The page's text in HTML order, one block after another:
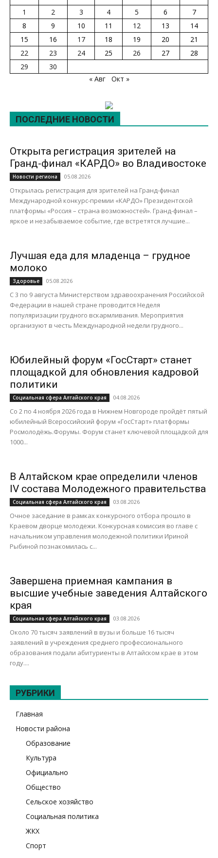
1
2 3 4 5 6
7
8
9 10 11 12 13
14
15
16 17 18 19 20
21
22
23 24 25 26 27
28
29
30
« Авг
Окт »
ПОСЛЕДНИЕ НОВОСТИ
Открыта регистрация зрителей на
Гранд-финал «КАРДО» во Владивостоке
Новости региона 05.08.2026
Открылась регистрация для зрителей на Гранд-финал
Международной конкурс-премии «КАРДО» Президентской
платформы «Россия – страна возможностей». Гранд-финал –
яркое и незабываемое событие, где встретятся лучшие...
Лучшая еда для младенца – грудное
молоко
Здоровье 05.08.2026
С 3 по 9 августа Министерством здравоохранения Российской
Федерации в нашей стране проводится Неделя
популяризации грудного вскармливания. Мероприятия
организуют в честь Международной недели грудного...
Юбилейный форум «ГосСтарт» станет
площадкой для обновления кадровой
политики
Социальная сфера Алтайского края 04.08.2026
Со 2 по 4 ноября 2026 года в Нижнем Новгороде пройдёт пятый
юбилейный Всероссийский форум «ГосСтарт» платформы
Росмолодёжь.Форумы. Форум станет ключевой площадкой для
1000...
В Алтайском крае определили членов
IV состава Молодежного правительства
Социальная сфера Алтайского края 03.08.2026
Очное заседание в рамках конкурсного отбора прошло в
Краевом дворце молодежи. Конкурсная комиссия во главе с
начальником управления молодежной политики Ириной
Рыбиной познакомилась с...
Завершена приемная кампания в
высшие учебные заведения Алтайского
края
Социальная сфера Алтайского края 03.08.2026
Около 70 тысяч заявлений в вузы и больше 16 тысяч
заявлений в учреждения среднего профессионального
образования подали абитуриенты в Алтайском крае в этом
году....
РУБРИКИ
Главная
Новости района
Образование
Культура
Официально
Общество
Сельское хозяйство
Социальная политика
ЖКХ
Спорт